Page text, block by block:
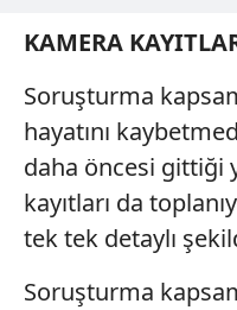
KAMERA
Soruşturma
hayatını
daha öncesi gittiği
kayıtları da
tek tek detaylı
Soruşturma